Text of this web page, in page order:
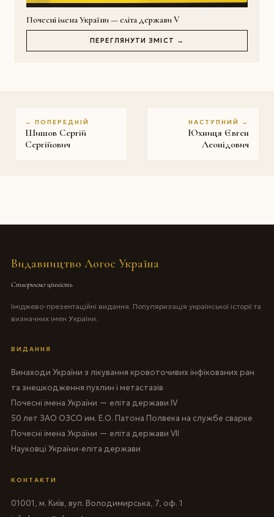
Почесні імена України — еліта держави V
ПЕРЕГЛЯНУТИ ЗМІСТ →
← ПОПЕРЕДНІЙ
Шишов Сергій
Сергійович
НАСТУПНИЙ →
Юхниця Євген
Леонідович
Видавництво Логос Україна
Створюємо цінність
Іміджево-презентаційні видання. Популяризація української історії та
визначних імен України.
ВИДАННЯ
Винаходи України з лікування кровоточивих інфікованих ран
та знешкодження пухлин і метастазів
Почесні імена України — еліта держави IV
50 лет ЗАО ОЗСО им. Е.О. Патона Полвека на службе сварке
Почесні імена України — еліта держави VII
Науковці України-еліта держави
КОНТАКТИ
01001, м. Київ, вул. Володимирська, 7, оф. 1